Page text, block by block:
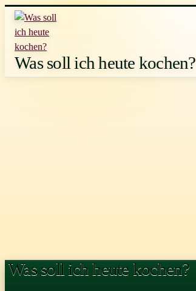
Zum
Was soll ich heute kochen?
Was soll ich heute kochen?